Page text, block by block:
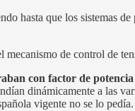
hasta que los sistemas
de control de
con factor de
dinámicamente a las
vigente no se lo